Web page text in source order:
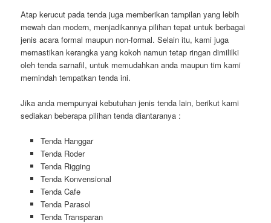
Atap kerucut pada tenda juga memberikan tampilan yang lebih
mewah dan modern, menjadikannya pilihan tepat untuk berbagai
jenis acara formal maupun non-formal. Selain itu, kami juga
memastikan kerangka yang kokoh namun tetap ringan dimililki
oleh tenda sarnafil, untuk memudahkan anda maupun tim kami
memindah tempatkan tenda ini.
Jika anda mempunyai kebutuhan jenis tenda lain, berikut kami
sediakan beberapa pilihan tenda diantaranya :
Tenda Hanggar
Tenda Roder
Tenda Rigging
Tenda Konvensional
Tenda Cafe
Tenda Parasol
Tenda Transparan